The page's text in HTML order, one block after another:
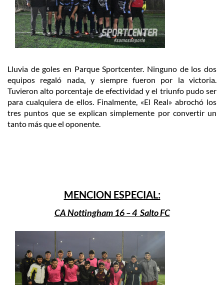
Lluvia de goles en Parque Sportcenter. Ninguno de los dos
equipos regaló nada, y siempre fueron por la victoria.
Tuvieron alto porcentaje de efectividad y el triunfo pudo ser
para cualquiera de ellos. Finalmente, «El Real» abrochó los
tres puntos que se explican simplemente por convertir un
tanto más que el oponente.
MENCION ESPECIAL:
CA Nottingham 16 – 4 Salto FC